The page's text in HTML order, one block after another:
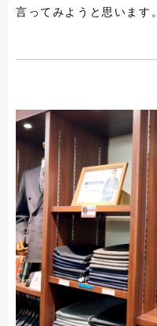
言ってみようと思います。